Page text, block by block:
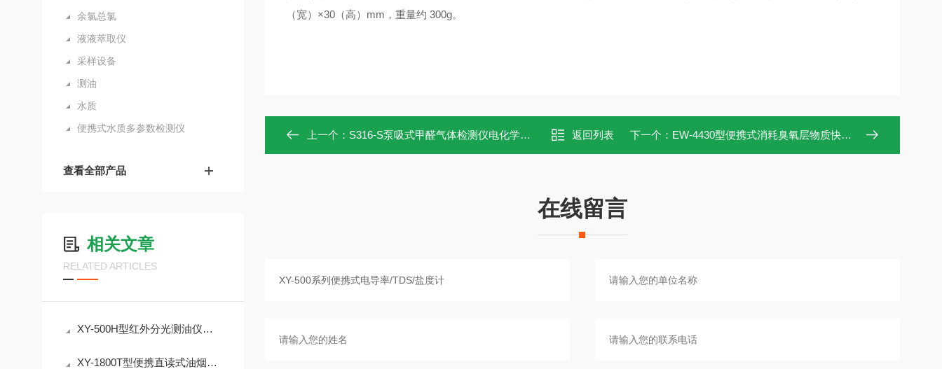
余氯总氯
液液萃取仪
采样设备
测油
水质
便携式水质多参数检测仪
查看全部产品
相关文章
RELATED ARTICLES
XY-500H型红外分光测油仪显示屏版水中石油类检测仪介绍
XY-1800T型便携直读式油烟测定仪的应用
（宽）×30（高）mm，重量约 300g。
上一个： S316-S泵吸式甲醛气体检测仪电化学传感器 返回列表 下一个： EW-4430型便携式消耗臭氧层物质快速检测
在线留言